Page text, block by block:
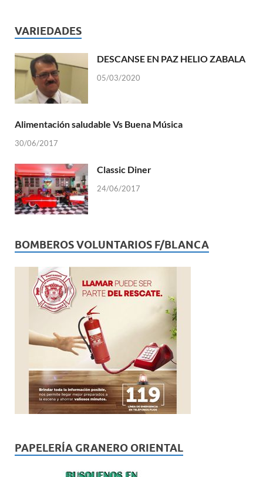
VARIEDADES
DESCANSE EN PAZ HELIO ZABALA
05/03/2020
Alimentación saludable Vs Buena Música
30/06/2017
Classic Diner
24/06/2017
BOMBEROS VOLUNTARIOS F/BLANCA
PAPELERÍA GRANERO ORIENTAL